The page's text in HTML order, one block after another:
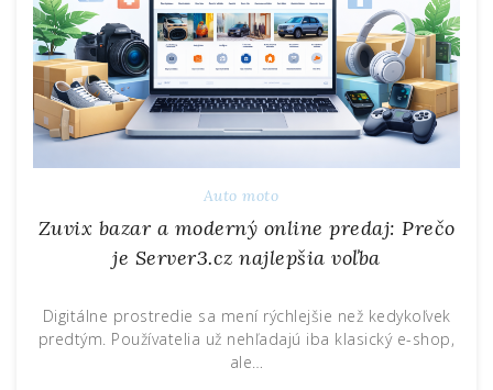
Auto moto
Zuvix bazar a moderný online predaj: Prečo
je Server3.cz najlepšia voľba
Digitálne prostredie sa mení rýchlejšie než kedykoľvek
predtým. Používatelia už nehľadajú iba klasický e-shop,
ale…